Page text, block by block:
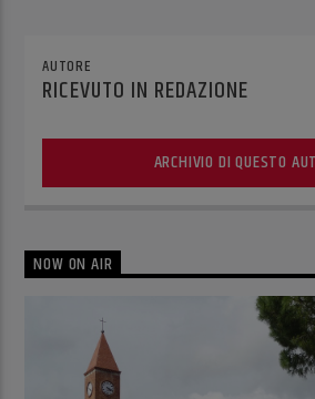
AUTORE
RICEVUTO IN REDAZIONE
ARCHIVIO DI QUESTO
NOW ON AIR